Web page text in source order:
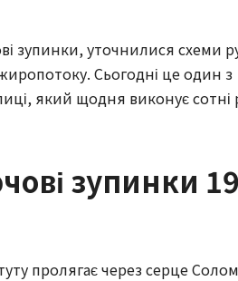
зупинки, уточнилися схеми
Сьогодні це один з
який щодня виконує сотні
зупинки
пролягає через серце